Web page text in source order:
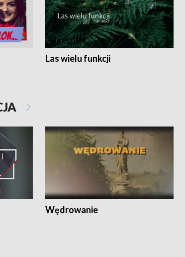
Las wielu funkcji
Wędrowanie